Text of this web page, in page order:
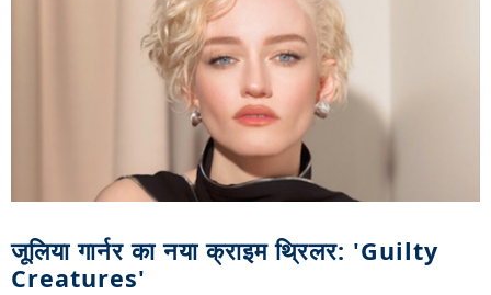
जूलिया गार्नर का नया क्राइम थ्रिलर: 'Guilty
Creatures'